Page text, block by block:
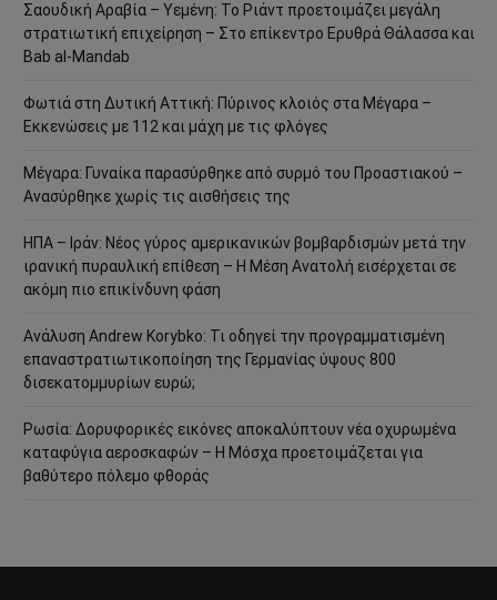
Σαουδική Αραβία – Υεμένη: Το Ριάντ προετοιμάζει μεγάλη
στρατιωτική επιχείρηση – Στο επίκεντρο Ερυθρά Θάλασσα και
Bab al-Mandab
Φωτιά στη Δυτική Αττική: Πύρινος κλοιός στα Μέγαρα –
Εκκενώσεις με 112 και μάχη με τις φλόγες
Μέγαρα: Γυναίκα παρασύρθηκε από συρμό του Προαστιακού –
Ανασύρθηκε χωρίς τις αισθήσεις της
ΗΠΑ – Ιράν: Νέος γύρος αμερικανικών βομβαρδισμών μετά την
ιρανική πυραυλική επίθεση – Η Μέση Ανατολή εισέρχεται σε
ακόμη πιο επικίνδυνη φάση
Ανάλυση Andrew Korybko: Τι οδηγεί την προγραμματισμένη
επαναστρατιωτικοποίηση της Γερμανίας ύψους 800
δισεκατομμυρίων ευρώ;
Ρωσία: Δορυφορικές εικόνες αποκαλύπτουν νέα οχυρωμένα
καταφύγια αεροσκαφών – Η Μόσχα προετοιμάζεται για
βαθύτερο πόλεμο φθοράς